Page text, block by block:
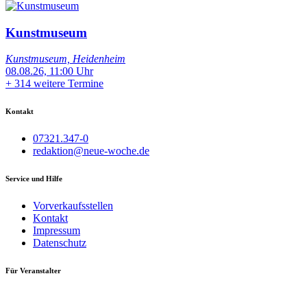
Kunstmuseum
Kunstmuseum, Heidenheim
08.08.26, 11:00 Uhr
+ 314 weitere Termine
Kontakt
07321.347-0
redaktion@neue-woche.de
Service und Hilfe
Vorverkaufsstellen
Kontakt
Impressum
Datenschutz
Für Veranstalter